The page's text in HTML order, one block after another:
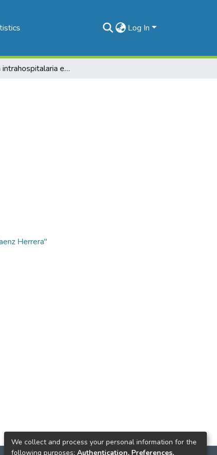
Log In
Infección intrahospitalaria en pacientes leucémicos
Herrera"
We collect and process your personal information for the
following purposes: Authentication, Preferences,